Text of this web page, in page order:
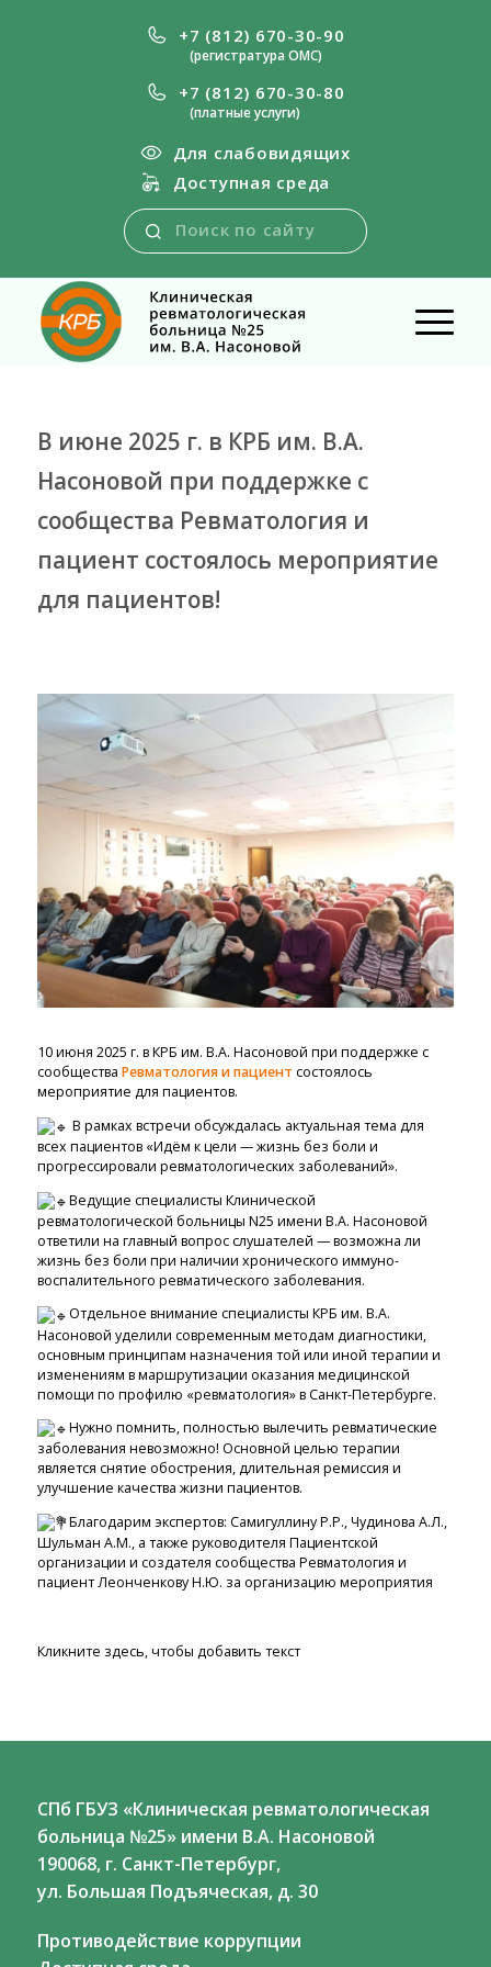
+7 (812) 670-30-90
(регистратура ОМС)
+7 (812) 670-30-80
(платные услуги)
Для слабовидящих
Доступная среда
В июне 2025 г. в КРБ им. В.А.
Насоновой при поддержке с
сообщества Ревматология и
пациент состоялось мероприятие
для пациентов!
10 июня 2025 г. в КРБ им. В.А. Насоновой при поддержке с
сообщества Ревматология и пациент состоялось
мероприятие для пациентов.
В рамках встречи обсуждалась актуальная тема для
всех пациентов «Идём к цели — жизнь без боли и
прогрессировали ревматологических заболеваний».
Ведущие специалисты Клинической
ревматологической больницы N25 имени В.А. Насоновой
ответили на главный вопрос слушателей — возможна ли
жизнь без боли при наличии хронического иммуно-
воспалительного ревматического заболевания.
Отдельное внимание специалисты КРБ им. В.А.
Насоновой уделили современным методам диагностики,
основным принципам назначения той или иной терапии и
изменениям в маршрутизации оказания медицинской
помощи по профилю «ревматология» в Санкт-Петербурге.
Нужно помнить, полностью вылечить ревматические
заболевания невозможно! Основной целью терапии
является снятие обострения, длительная ремиссия и
улучшение качества жизни пациентов.
Благодарим экспертов: Самигуллину Р.Р., Чудинова А.Л.,
Шульман А.М., а также руководителя Пациентской
организации и создателя сообщества Ревматология и
пациент Леонченкову Н.Ю. за организацию мероприятия
Кликните здесь, чтобы добавить текст
СПб ГБУЗ «Клиническая ревматологическая
больница №25» имени В.А. Насоновой
190068, г. Санкт-Петербург,
ул. Большая Подъяческая, д. 30
Противодействие коррупции